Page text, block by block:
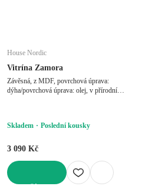
House Nordic
Vitrína Zamora
Závěsná, z MDF, povrchová úprava:
dýha/povrchová úprava: olej, v přírodní
Skladem
Poslední kousky
3 090 Kč